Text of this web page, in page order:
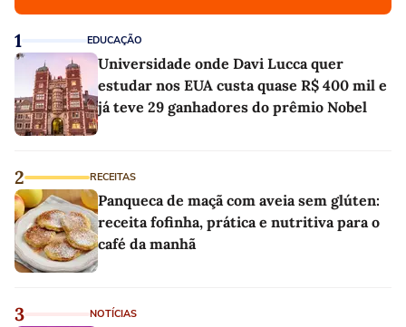
1 EDUCAÇÃO
Universidade onde Davi Lucca quer
estudar nos EUA custa quase R$ 400 mil e
já teve 29 ganhadores do prêmio Nobel
2 RECEITAS
Panqueca de maçã com aveia sem glúten:
receita fofinha, prática e nutritiva para o
café da manhã
3 NOTÍCIAS